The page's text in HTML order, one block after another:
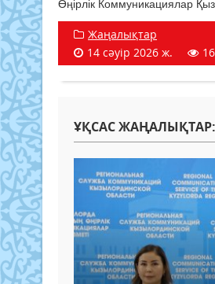
Өңірлік Коммуникациялар
Жаңалықтар
14 сәуір 2026 ж.
ҰҚСАС ЖАҢАЛЫҚТАР: